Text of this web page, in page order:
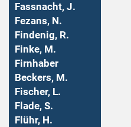
Fassnacht, J.
Fezans, N.
Findenig, R.
Finke, M.
Firnhaber
Beckers, M.
Fischer, L.
Flade, S.
Flühr, H.